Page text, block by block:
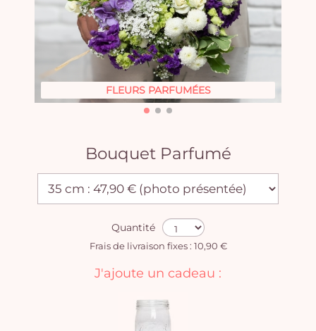
FLEURS PARFUMÉES
Bouquet Parfumé
Quantité
Frais de livraison fixes : 10,90 €
J'ajoute un cadeau :